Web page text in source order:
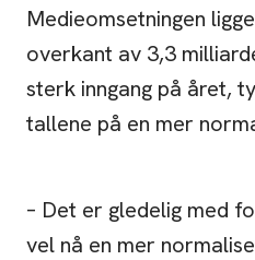
Medieomsetningen
overkant av 3,3
sterk inngang på året,
tallene på en mer
– Det er gledelig med
vel nå en mer